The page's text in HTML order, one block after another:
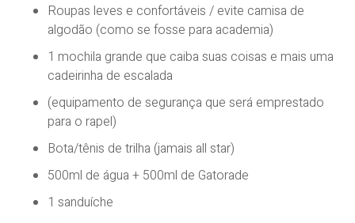
Roupas leves e confortáveis / evite camisa de
algodão (como se fosse para academia)
1 mochila grande que caiba suas coisas e mais uma
cadeirinha de escalada
(equipamento de segurança que será emprestado
para o rapel)
Bota/tênis de trilha (jamais all star)
500ml de água + 500ml de Gatorade
1 sanduíche